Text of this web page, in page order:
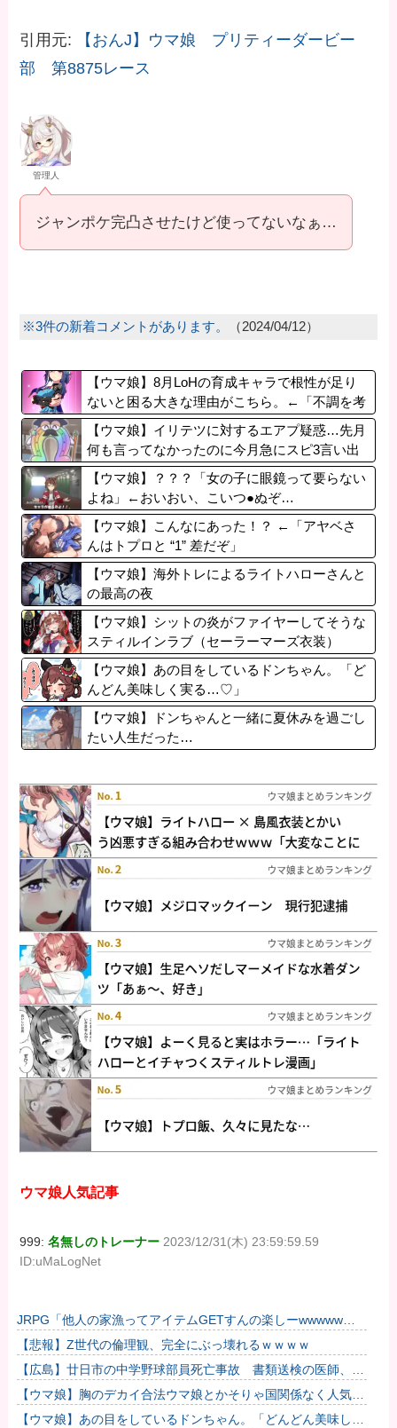
引用元:
【おんJ】ウマ娘 プリティーダービー
部 第8875レース
管理人
ジャンポケ完凸させたけど使ってないなぁ…
※3件の新着コメントがあります。 （2024/04/12）
【ウマ娘】8月LoHの育成キャラで根性が足り
ないと困る大きな理由がこちら。←「不調を考
慮すると1021必要」
【ウマ娘】イリテツに対するエアプ疑惑…先月
何も言ってなかったのに今月急にスピ3言い出
したのが怪しいよな。
【ウマ娘】？？？「女の子に眼鏡って要らない
よね」←おいおい、こいつ●ぬぞ…
【ウマ娘】こんなにあった！？ ←「アヤベさ
んはトプロと “1” 差だぞ」
【ウマ娘】海外トレによるライトハローさんと
の最高の夜
【ウマ娘】シットの炎がファイヤーしてそうな
スティルインラブ（セーラーマーズ衣装）
【ウマ娘】あの目をしているドンちゃん。「ど
んどん美味しく実る…♡」
【ウマ娘】ドンちゃんと一緒に夏休みを過ごし
たい人生だった…
ウマ娘人気記事
999:名無しのトレーナー 2023/12/31(木) 23:59:59.59
ID:uMaLogNet
JRPG「他人の家漁ってアイテムGETすんの楽しーwwwww」
→欧米で馬鹿にされてしまう
【悲報】Z世代の倫理観、完全にぶっ壊れるｗｗｗｗ
【広島】廿日市の中学野球部員死亡事故 書類送検の医師、別
人のCT画像で診察した疑い 頭部出血に気づかなかった可能
性
【ウマ娘】胸のデカイ合法ウマ娘とかそりゃ国関係なく人気出
るわな
【ウマ娘】あの目をしているドンちゃん。「どんどん美味しく